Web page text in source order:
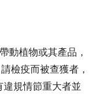
植物或其產品，
檢疫而被查獲者，
規情節重大者並